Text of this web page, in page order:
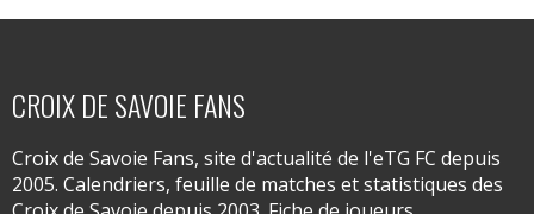
CROIX DE SAVOIE FANS
Croix de Savoie Fans, site d'actualité de l'eTG FC depuis
2005. Calendriers, feuille de matches et statistiques des